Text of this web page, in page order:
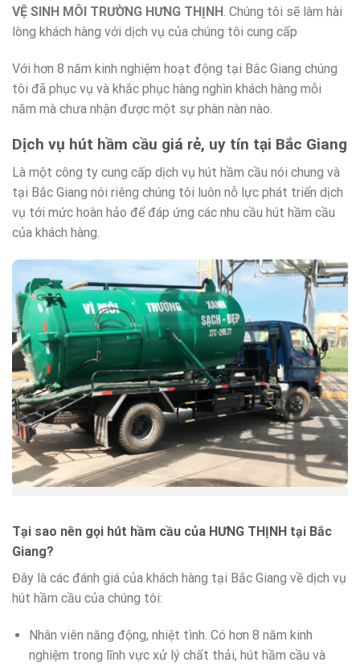
VỆ SINH MÔI TRƯỜNG HƯNG THỊNH . Chúng tôi sẽ làm hài
lòng khách hàng với dịch vụ của chúng tôi cung cấp
Với hơn 8 năm kinh nghiệm hoạt động tại Bắc Giang chúng
tôi đã phục vụ và khắc phục hàng nghìn khách hàng mỗi
năm mà chưa nhận được một sự phàn nàn nào.
Dịch vụ hút hầm cầu giá rẻ, uy tín tại Bắc Giang
Là một công ty cung cấp dịch vụ hút hầm cầu nói chung và
tại Bắc Giang nói riêng chúng tôi luôn nỗ lực phát triển dịch
vụ tới mức hoàn hảo để đáp ứng các nhu cầu hút hầm cầu
của khách hàng.
Tại sao nên gọi hút hầm cầu của HƯNG THỊNH tại Bắc
Giang?
Đây là các đánh giá của khách hàng tại Bắc Giang về dịch vụ
hút hầm cầu của chúng tôi:
Nhân viên năng động, nhiệt tình. Có hơn 8 năm kinh
nghiệm trong lĩnh vực xử lý chất thải, hút hầm cầu và